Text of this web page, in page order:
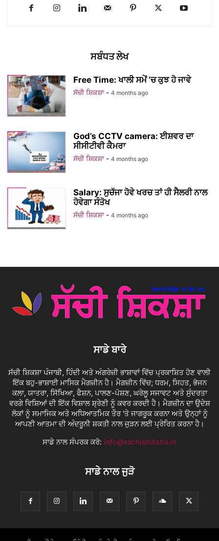
ਸਬੰਧਤ ਲੇਖ
Free Time: ਖਾਲੀ ਸਮੇਂ ’ਚ ਕੁਝ ਹੋ ਜਾਵੇ
ਸੱਚੀ ਸ਼ਿਕਸ਼ਾ - 4 months ago
God’s CCTV camera: ਈਸ਼ਵਰ ਦਾ
ਸੀਸੀਟੀਵੀ ਕੈਮਰਾ
ਸੱਚੀ ਸ਼ਿਕਸ਼ਾ - 4 months ago
Salary: ਸੁਚੱਜਾ ਹੋਵੇ ਖਰਚ ਤਾਂ ਹੀ ਸੈਲਰੀ ਨਾਲ
ਹੋਵੇਗਾ ਸੰਤੋਖ
ਸੱਚੀ ਸ਼ਿਕਸ਼ਾ - 4 months ago
ਸਾਡੇ ਬਾਰੇ
ਸੱਚੀ ਸ਼ਿਕਸ਼ਾ ਪੰਜਾਬੀ, ਹਿੰਦੀ ਅਤੇ ਅੰਗਰੇਜ਼ੀ ਭਾਸ਼ਾਵਾਂ ਵਿੱਚ ਪ੍ਰਕਾਸ਼ਿਤ ਹੋਣ ਵਾਲੀ
ਇੱਕ ਬਹੁ-ਭਾਸ਼ਾਈ ਮਾਸਿਕ ਮੈਗਜ਼ੀਨ ਹੈ। ਮੈਗਜ਼ੀਨ ਵਿੱਚ; ਧਰਮ, ਸਿਹਤ, ਭੋਜਨ
ਕਲਾ, ਯਾਤਰਾ, ਸਿੱਖਿਆ, ਫੈਸ਼ਨ, ਪਾਲਣ-ਪੋਸ਼ਣ, ਘਰੇਲੂ ਸਜਾਵਟ ਅਤੇ ਸੁੰਦਰਤਾ
ਵਰਗੇ ਵਿਸ਼ਿਆਂ ਦੀ ਇੱਕ ਵਿਸ਼ਾਲ ਸ਼੍ਰੇਣੀ ਨੂੰ ਕਵਰ ਕਰਦੀ ਹੈ। ਮੈਗਜ਼ੀਨ ਦਾ ਉਦੇਸ਼
ਲੋਕਾਂ ਨੂੰ ਸਮਾਜਿਕ ਅਤੇ ਅਧਿਆਤਮਿਕ ਤੌਰ 'ਤੇ ਜਾਗਰੂਕ ਕਰਨਾ ਅਤੇ ਉਨ੍ਹਾਂ ਨੂੰ
ਆਪਣੀ ਆਤਮਾ ਦੀ ਅੰਦਰੂਨੀ ਸ਼ਕਤੀ ਨਾਲ ਜੁੜਨ ਲਈ ਪ੍ਰੇਰਿਤ ਕਰਨਾ ਹੈ।
ਸਾਡੇ ਨਾਲ ਸੰਪਰਕ ਕਰੋ: info@sachishiksha.in
ਸਾਡੇ ਨਾਲ ਜੁੜੋ